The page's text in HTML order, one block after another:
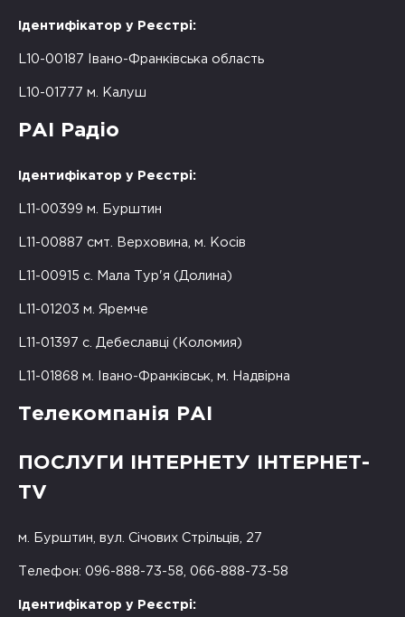
Ідентифікатор у Реєстрі:
L10-00187 Івано-Франківська область
L10-01777 м. Калуш
РАІ Радіо
Ідентифікатор у Реєстрі:
L11-00399 м. Бурштин
L11-00887 смт. Верховина, м. Косів
L11-00915 с. Мала Тур'я (Долина)
L11-01203 м. Яремче
L11-01397 с. Дебеславці (Коломия)
L11-01868 м. Івано-Франківськ, м. Надвірна
Телекомпанія РАІ
ПОСЛУГИ ІНТЕРНЕТУ ІНТЕРНЕТ-
TV
м. Бурштин, вул. Січових Стрільців, 27
Телефон: 096-888-73-58, 066-888-73-58
Ідентифікатор у Реєстрі: